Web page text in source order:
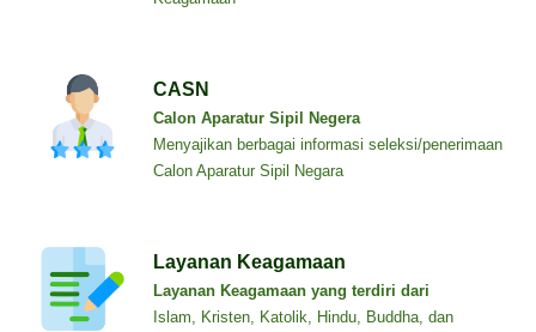
CASN
Calon Aparatur Sipil Negera
Menyajikan berbagai informasi seleksi/penerimaan
Calon Aparatur Sipil Negara
Layanan Keagamaan
Layanan Keagamaan yang terdiri dari
Islam, Kristen, Katolik, Hindu, Buddha, dan